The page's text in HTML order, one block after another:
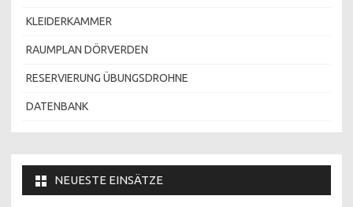
KLEIDERKAMMER
RAUMPLAN DÖRVERDEN
RESERVIERUNG ÜBUNGSDROHNE
DATENBANK
NEUESTE EINSÄTZE